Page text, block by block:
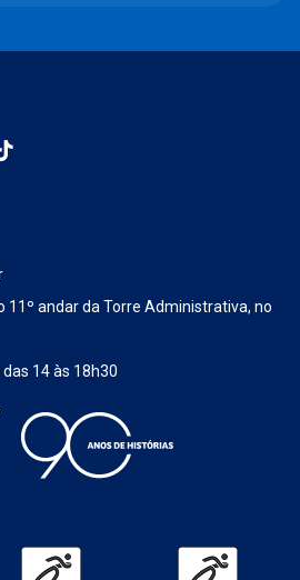
andar da Torre Administrativa, no
das 14 às 18h30